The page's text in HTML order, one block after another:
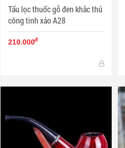
Tẩu lọc thuốc gỗ đen khắc thủ
công tinh xảo A28
210.000đ